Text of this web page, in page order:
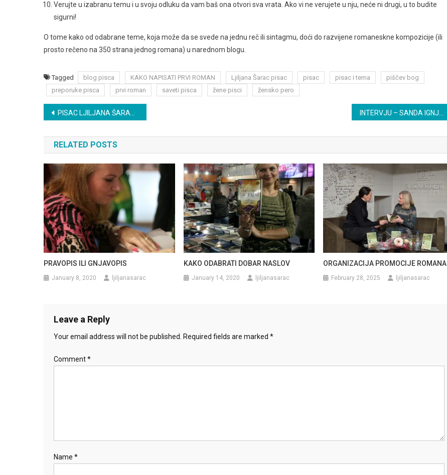
Verujte u izabranu temu i u svoju odluku da vam baš ona otvori sva vrata. Ako vi ne verujete u nju, neće ni drugi, u to budite
sigurni!
O tome kako od odabrane teme, koja može da se svede na jednu reč ili sintagmu, doći do razvijene romaneskne kompozicije (ili
prosto rečeno na 350 strana jednog romana) u narednom blogu.
Tagged blog pisca KAKO NAPISATI PRVI ROMAN Ljiljana Šarac pisac pisac pisac i tema
piščev bog
preporuke pisca
prvi roman saveti pisca žene pisci žensko pero
Post
navigation
PISAC LJILJANA ŠARAC PRVI PUT U KIKINDI
RELATED POSTS
PRAVOPIS ILI GNJAVOPIS
January 8, 2020 ljiljanasarac
KAKO ODABRATI DOBAR NASLOV
January 14, 2020 ljiljanasarac
ORGANIZACIJA PROMOCIJE ROMANA
February 28, 2025 ljiljanasarac
Leave a Reply
Your email address will not be published. Required fields are marked *
Comment*
Name *